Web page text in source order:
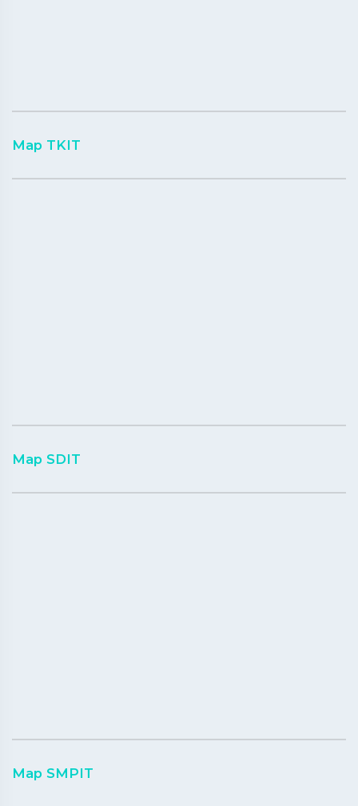
Map TKIT
Map SDIT
Map SMPIT